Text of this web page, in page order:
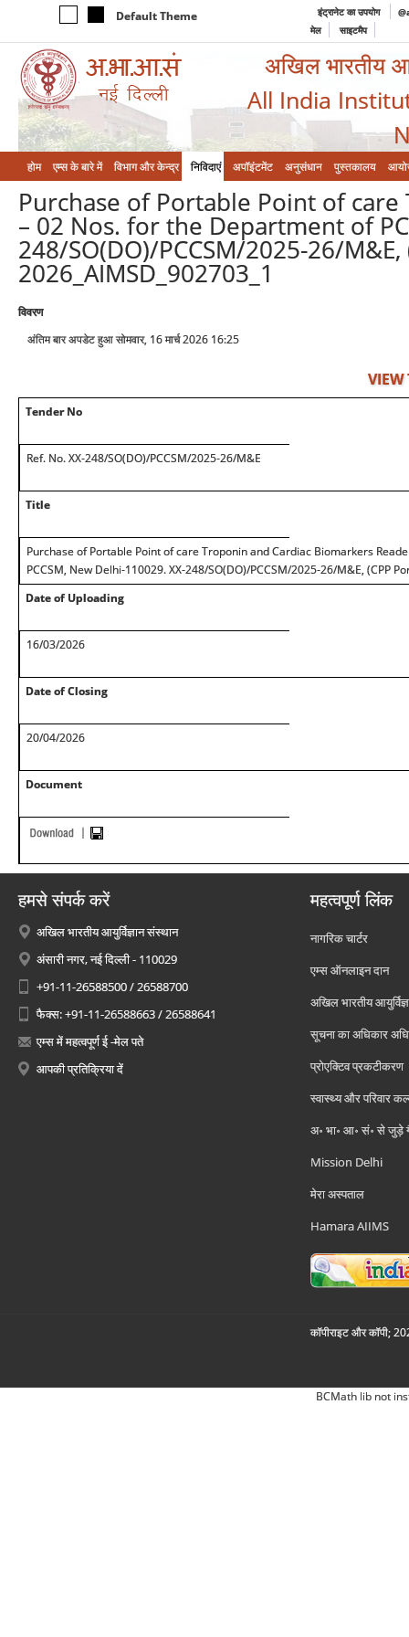
Default Theme इंट्रानेट का उपयोग
मेल
साइटमैप
अखिल भारतीय
All India
होम एम्‍स के बारे में विभाग और केन्‍द्र निविदाएं अपॉइंटमेंट अनुसंधान पुस्तकालय
Purchase of Portable Point of
– 02 Nos. for the Department of
248/SO(DO)/PCCSM/2025-26/
2026_AIMSD_902703_1
विवरण
अंतिम बार अपडेट हुआ सोमवार, 16 मार्च 2026 16:25
VIEW
Tender No
Ref. No. XX-248/SO(DO)/PCCSM/2025-26/M&E
Title
Purchase of Portable Point of care Troponin and Cardiac Biomarkers
PCCSM, New Delhi-110029. XX-248/SO(DO)/PCCSM/2025-26/M&E, (CPP
Date of Uploading
16/03/2026
Date of Closing
20/04/2026
Document
हमसे संपर्क करें
अखिल भारतीय आयुर्विज्ञान संस्थान
अंसारी नगर, नई दिल्ली - 110029
+91-11-26588500 / 26588700
फैक्स: +91-11-26588663 / 26588641
एम्स में महत्वपूर्ण ई -मेल पते
आपकी प्रतिक्रिया दें
महत्वपूर्ण लिंक
नागरिक चार्टर
एम्स ऑनलाइन दान
अखिल भारतीय
सूचना का अधिकार
प्रोएक्टिव प्रकटीकरण
स्वास्थ्य और परिवार
अ॰ भा॰ आ॰ सं॰ से जुड़े
Mission Delhi
मेरा अस्पताल
Hamara AIIMS
कॉपीराइट और कॉपी;
BCMath lib not